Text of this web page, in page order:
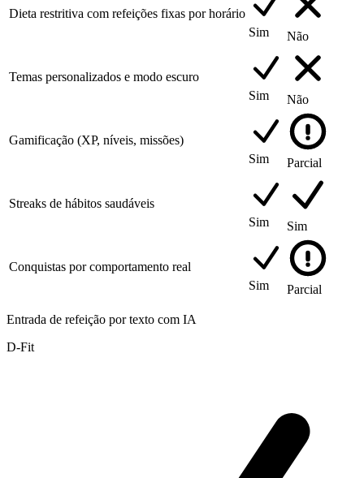
Dieta restritiva com refeições fixas por horário
Sim
Não
Temas personalizados e modo escuro
Sim
Não
Gamificação (XP, níveis, missões)
Sim
Parcial
Streaks de hábitos saudáveis
Sim
Sim
Conquistas por comportamento real
Sim
Parcial
Entrada de refeição por texto com IA
D-Fit